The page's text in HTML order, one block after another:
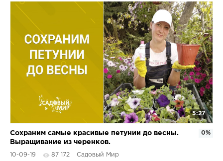
5:27
Сохраним самые красивые петунии до весны.
Выращивание из черенков.
10-09-19 87 172 Садовый Мир
0%